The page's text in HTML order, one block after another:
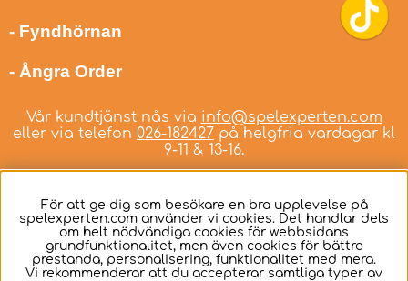
- Fyndhörnan
- Ångra Order
Vår kundtjänst nås via info@spelexperten.com
eller via telefon 026-182427 på helgfria vardagar kl
9-11 & 13-16.
Svenska
För att ge dig som besökare en bra upplevelse på
spelexperten.com använder vi cookies. Det handlar dels
om helt nödvändiga cookies för webbsidans
grundfunktionalitet, men även cookies för bättre
prestanda, personalisering, funktionalitet med mera.
Vi rekommenderar att du accepterar samtliga typer av